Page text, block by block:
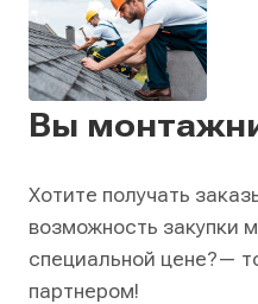
Вы
Хотите получать
возможность закупки
специальной цене?—
партнером!